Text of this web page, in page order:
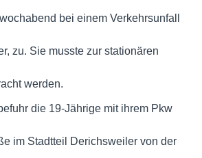
bei einem Verkehrsunfall
zu. Sie musste zur stationären
werden.
die 19-Jährige mit ihrem Pkw
im Stadtteil Derichsweiler von der